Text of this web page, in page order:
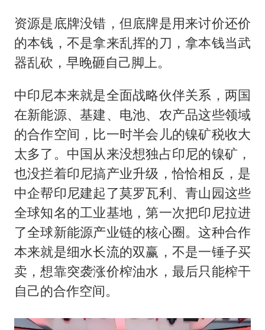
资源是底牌没错，但底牌是用来讨价还价
的本钱，不是拿来乱挥的刀，拿本钱当武
器乱砍，早晚砸自己脚上。
中印尼本来就是全面战略伙伴关系，两国
在新能源、基建、电池、农产品这些领域
的合作空间，比一时半会儿的镍矿税收大
太多了。中国从来没想独占印尼的镍矿，
也没拦着印尼搞产业升级，恰恰相反，是
中企帮印尼建起了莫罗瓦利、青山园这些
全球知名的工业基地，第一次把印尼拉进
了全球新能源产业链的核心圈。这种合作
本来就是细水长流的双赢，不是一锤子买
卖，想靠突袭涨价榨油水，最后只能榨干
自己的合作空间。